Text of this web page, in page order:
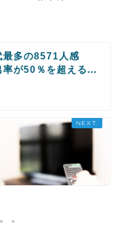
最多の8571人感
が50％を超える...